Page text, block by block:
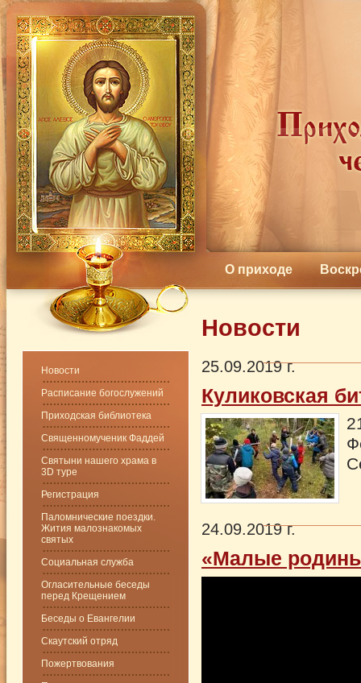
О приходе
Новости
Расписание богослужений
Приходская библиотека
Священномученик Фаддей
Святыни нашего храма в
3D туре
Регистрация
Паломнические поездки.
Жития малознакомых
святых
Социальная служба
Огласительные беседы
перед Крещением
Беседы о Евангелии
Скаутский отряд
Пожертвования
Новости
25.09.2019 г.
Куликовская
24.09.2019 г.
«Малые